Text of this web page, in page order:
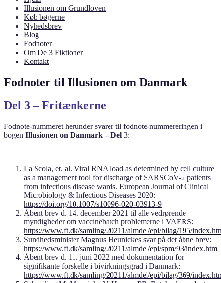
Illusionen om Grundloven
Køb bøgerne
Nyhedsbrev
Blog
Fodnoter
Om De 3 Fiktioner
Kontakt
Fodnoter til Illusionen om Danmark
Del 3 – Fritænkerne
Fodnote-nummeret herunder svarer til fodnote-nummereringen i
bogen Illusionen on Danmark – Del 3:
La Scola, et. al. Viral RNA load as determined by cell culture
as a management tool for discharge of SARSCoV-2 patients
from infectious disease wards. European Journal of Clinical
Microbiology & Infectious Diseases 2020:
https://doi.org/10.1007/s10096-020-03913-9
Åbent brev d. 14. december 2021 til alle vedrørende
myndigheder om vaccinebatch problemerne i VAERS:
https://www.ft.dk/samling/20211/almdel/epi/bilag/195/
Sundhedsminister Magnus Heunickes svar på det åbne brev:
https://www.ft.dk/samling/20211/almdel/epi/spm/93/index.htm
Åbent brev d. 11. juni 2022 med dokumentation for
signifikante forskelle i bivirkningsgrad i Danmark:
https://www.ft.dk/samling/20211/almdel/epi/bilag/369/